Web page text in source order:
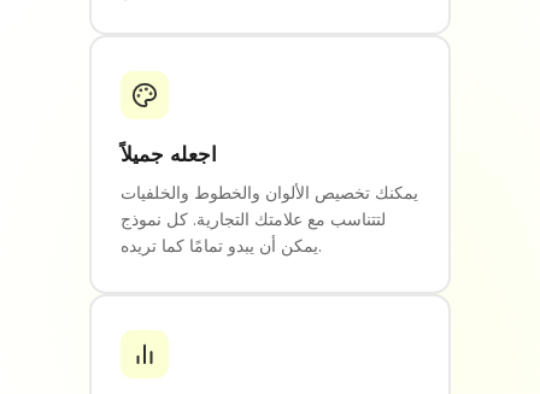
اجعله جميلاً
يمكنك تخصيص الألوان والخطوط والخلفيات
لتتناسب مع علامتك التجارية. كل نموذج
يمكن أن يبدو تمامًا كما تريده.